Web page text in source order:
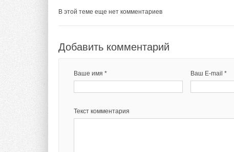
В этой теме еще нет комментариев
Добавить комментарий
Ваше имя * Ваш E-mail *
Текст комментария